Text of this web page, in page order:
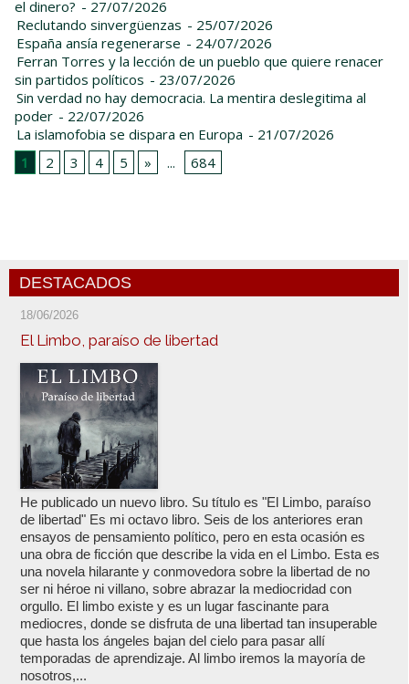
el dinero? - 27/07/2026
Reclutando sinvergüenzas - 25/07/2026
España ansía regenerarse - 24/07/2026
Ferran Torres y la lección de un pueblo que quiere renacer
sin partidos políticos - 23/07/2026
Sin verdad no hay democracia. La mentira deslegitima al
poder - 22/07/2026
La islamofobia se dispara en Europa - 21/07/2026
1
2 3 4 5 » ... 684
DESTACADOS
18/06/2026
El Limbo, paraíso de libertad
He publicado un nuevo libro. Su título es "El Limbo, paraíso
de libertad" Es mi octavo libro. Seis de los anteriores eran
ensayos de pensamiento político, pero en esta ocasión es
una obra de ficción que describe la vida en el Limbo. Esta es
una novela hilarante y conmovedora sobre la libertad de no
ser ni héroe ni villano, sobre abrazar la mediocridad con
orgullo. El limbo existe y es un lugar fascinante para
mediocres, donde se disfruta de una libertad tan insuperable
que hasta los ángeles bajan del cielo para pasar allí
temporadas de aprendizaje. Al limbo iremos la mayoría de
nosotros,...